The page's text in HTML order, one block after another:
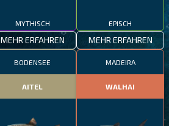
MYTHISCH
MEHR ERFAHREN
EPISCH
MEHR ERFAHREN
BODENSEE
AITEL
MADEIRA
WALHAI